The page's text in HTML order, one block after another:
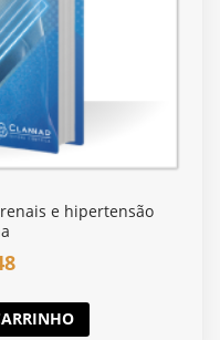
e hipertensão